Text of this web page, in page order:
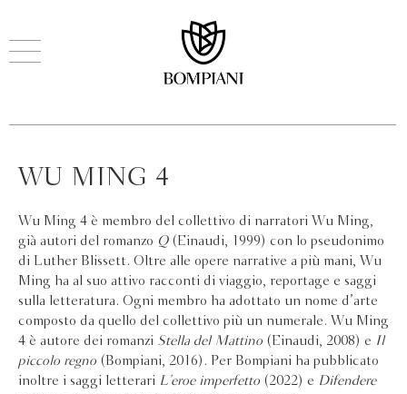
WU MING 4
Wu Ming 4 è membro del collettivo di narratori Wu Ming,
già autori del romanzo Q(Einaudi, 1999) con lo pseudonimo
di Luther Blissett. Oltre alle opere narrative a più mani, Wu
Ming ha al suo attivo racconti di viaggio, reportage e saggi
sulla letteratura. Ogni membro ha adottato un nome d’arte
composto da quello del collettivo più un numerale. Wu Ming
4 è autore dei romanzi Stella del Mattino (Einaudi, 2008) e Il
piccolo regno (Bompiani, 2016). Per Bompiani ha pubblicato
inoltre i saggi letterari L’eroe imperfetto (2022) e Difendere